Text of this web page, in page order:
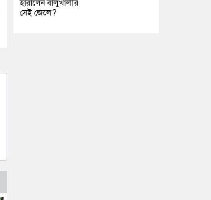
হারালেন বালুখালীর
সেই জেলে?